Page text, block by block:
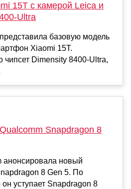
15T с камерой Leica и
Ultra
базовую модель
Xiaomi 15T.
чипсет Dimensity 8400-Ultra,
Snapdragon 8
анонсировала новый
8 Gen 5. По
он уступает Snapdragon 8